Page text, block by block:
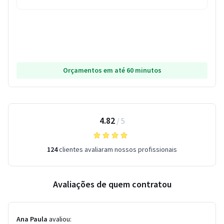
Orçamentos em até 60 minutos
4.82/ 5
124clientes avaliaram nossos profissionais
Avaliações de quem contratou
Ana Paula avaliou: